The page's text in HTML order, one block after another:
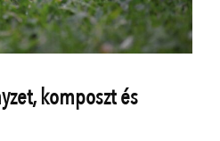
komposzt és